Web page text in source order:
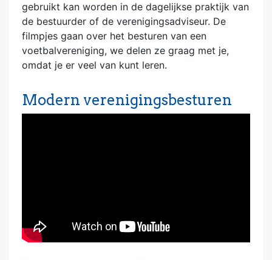
gebruikt kan worden in de dagelijkse praktijk van
de bestuurder of de verenigingsadviseur. De
filmpjes gaan over het besturen van een
voetbalvereniging, we delen ze graag met je,
omdat je er veel van kunt leren.
Modern verenigingsbesturen